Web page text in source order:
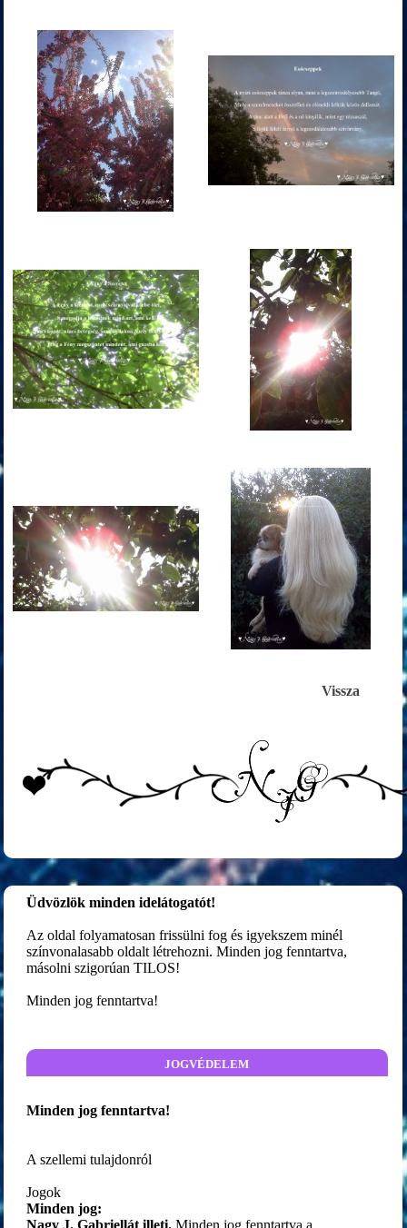
Vissza
Üdvözlök minden idelátogatót!
Az oldal folyamatosan frissülni fog és igyekszem minél
színvonalasabb oldalt létrehozni. Minden jog fenntartva,
másolni szigorúan TILOS!
Minden jog fenntartva!
jogvédelem
Minden jog fenntartva!
A szellemi tulajdonról
Jogok
Minden jog:
Nagy J. Gabriellát illeti. Minden jog fenntartva a